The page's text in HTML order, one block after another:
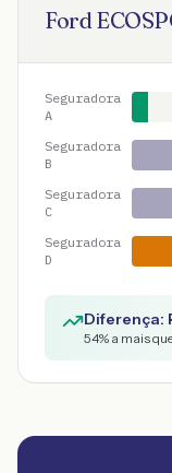
Ford
Seguradora
A
Seguradora
B
Seguradora
C
Seguradora
D
Diferença:
54% a mais